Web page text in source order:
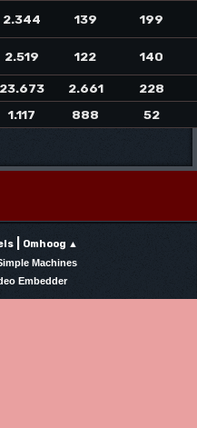
2.344 139
199
2.519 122 140
23.673 2.661
228
1.117 888 52
| Omhoog ▲
Machines
Embedder